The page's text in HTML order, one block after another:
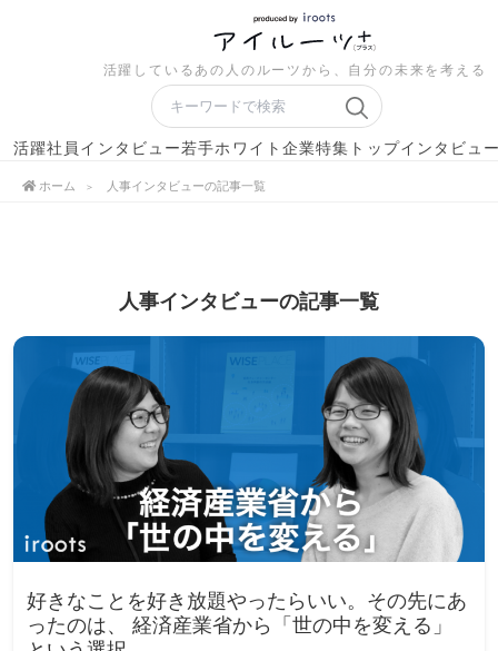
活躍しているあの人のルーツから、自分の未来を考える
活躍社員インタビュー若手ホワイト企業特集 トップインタビュ
ホーム 人事インタビューの記事一覧
人事インタビューの記事一覧
好きなことを好き放題やったらいい。その先にあ
ったのは、 経済産業省から「世の中を変える」